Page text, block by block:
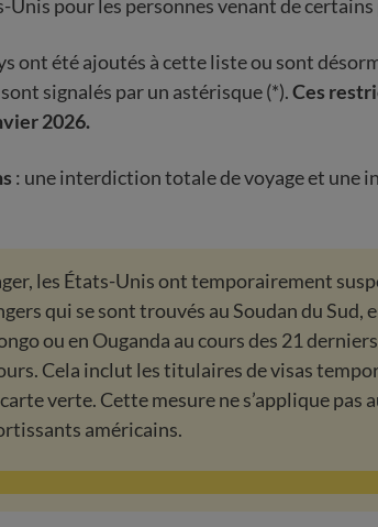
pour les personnes venant de certains
ont été ajoutés à cette liste ou sont
signalés par un astérisque (*).Ces
2026.
: une interdiction totale de voyage et une
les États-Unis ont temporairement
qui se sont trouvés au Soudan du Sud,
ou en Ouganda au cours des 21
Cela inclut les titulaires de visas
verte. Cette mesure ne s’applique pas
américains.